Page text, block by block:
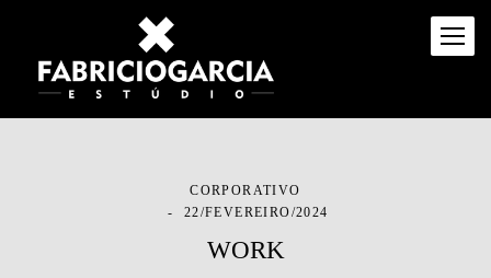
CORPORATIVO
22/FEVEREIRO/2024
WORK